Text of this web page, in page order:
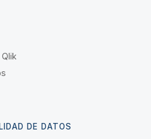
DE DATOS